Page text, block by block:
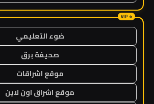
ضوء التعليمي
صحيفة برق
موقع اشراقات
موقع اشراق اون لاين